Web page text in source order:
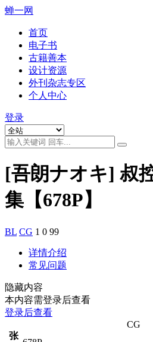
蝉一网
首页
电子书
古籍善本
设计资源
外刊杂志专区
个人中心
登录
[吾朗ナオキ] 叔
集【678P】
BL CG 1 0 99
详情介绍
常见问题
隐藏内容
本内容需登录后查看
登录后查看
CG
张